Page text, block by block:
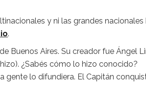
y ni las grandes nacionales
.
Buenos Aires. Su creador fue Ángel
¿Sabés cómo lo hizo conocido?
gente lo difundiera. El Capitán